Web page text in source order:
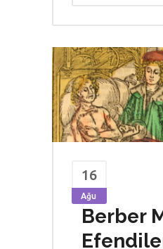
16
Ağu
Berber